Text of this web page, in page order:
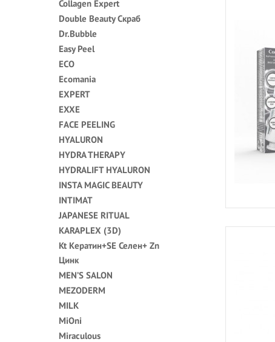
Collagen Expert
Double Beauty Скраб
Dr.Bubble
Easy Peel
ECO
Ecomania
EXPERT
EXXE
FACE PEELING
HYALURON
HYDRA THERAPY
HYDRALIFT HYALURON
INSTA MAGIC BEAUTY
INTIMAT
JAPANESE RITUAL
KARAPLEX (3D)
Kt Кератин+SE Селен+ Zn
Цинк
MEN’S SALON
MEZODERM
MILK
MiOni
Miraculous